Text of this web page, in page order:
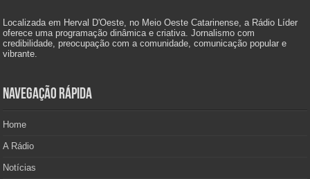
Localizada em Herval D'Oeste, no Meio Oeste Catarinense, a Rádio Líder
oferece uma programação dinâmica e criativa. Jornalismo com
credibilidade, preocupação com a comunidade, comunicação popular e
vibrante.
Navegação Rápida
Home
A Rádio
Notícias